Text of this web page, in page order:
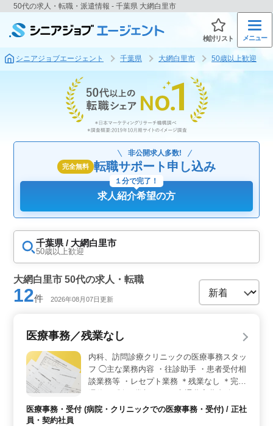
50代の求人・転職・派遣情報 - 千葉県 大網白里市
検討リスト メニュー
シニアジョブエージェント 千葉県 大網白里市 50歳以上歓迎
完全無料
非公開求人多数!
転職サポート申し込み
求人紹介希望の方
１分で完了！
千葉県 / 大網白里市
50歳以上歓迎
大網白里市 50代の求人・転職
12件 2026年08月07日更新
医療事務／残業なし
内科、訪問診療クリニックの医療事務スタッ
フ ◯主な業務内容 ・往診助手 ・患者受付相
談業務等 ・レセプト業務 ＊残業なし ＊完全
（上限無し） 年齢関係なく、能力とスキル
医療事務・受付 (病院・クリニックでの医療事務・受付) / 正社
員・契約社員